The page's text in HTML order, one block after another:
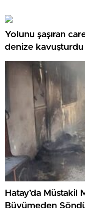
Yolunu şaşıran
denize kavuşturdu
Hatay’da Müstakil
Büyümeden